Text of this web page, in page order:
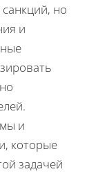
но
и
и
которые
задачей